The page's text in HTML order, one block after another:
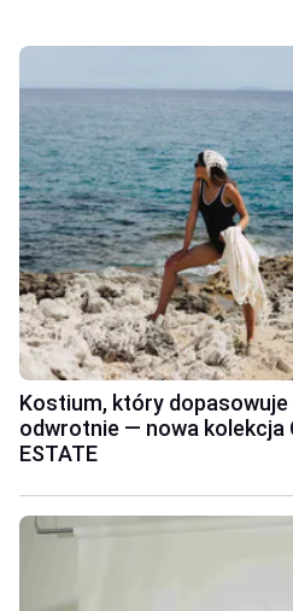
Kostium, który dopasowuje
odwrotnie — nowa kolekcja
ESTATE